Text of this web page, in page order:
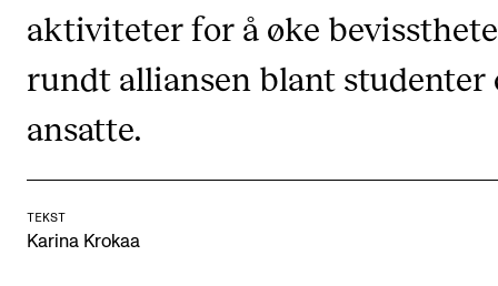
AKTUELT
Nyheter og historier
Ledige stillinger
aktiviteter for å øke
rundt alliansen blant studenter
ansatte.
TEKST
Karina Krokaa